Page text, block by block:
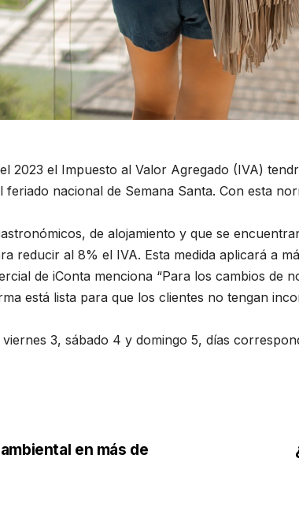
2023 el Impuesto al Valor Agregado (IVA)
nacional de Semana Santa. Con esta
de alojamiento y que se
reducir al 8% el IVA. Esta medida aplicará a
de iConta menciona “Para los cambios de
está lista para que los clientes no tengan
3, sábado 4 y domingo 5, días
en más de